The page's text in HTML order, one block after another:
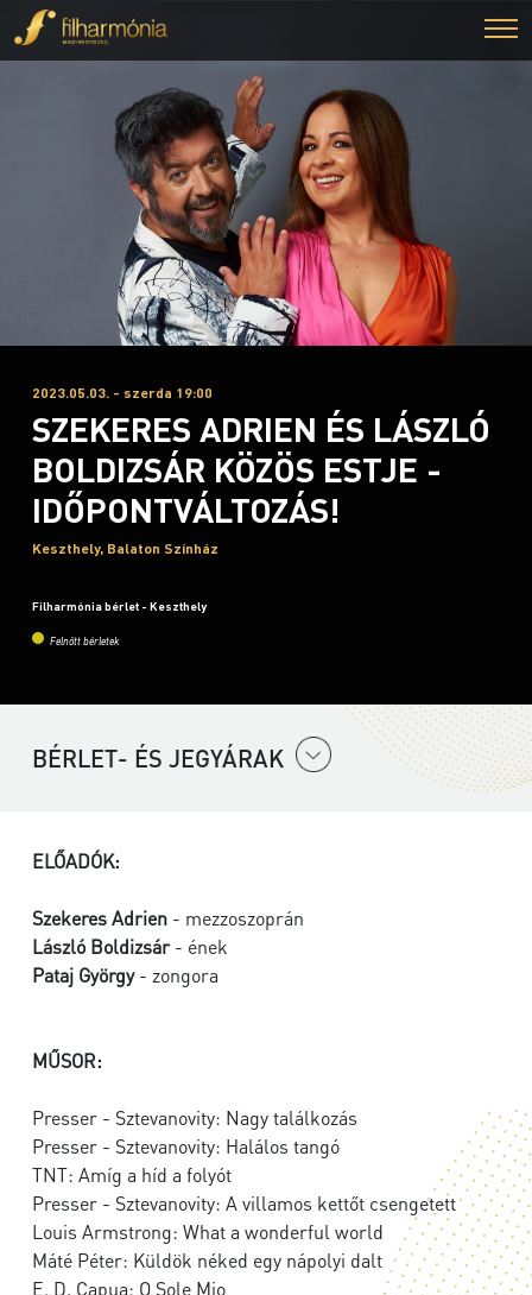
2023.05.03. - szerda 19:00
SZEKERES ADRIEN ÉS LÁSZLÓ
BOLDIZSÁR KÖZÖS ESTJE -
IDŐPONTVÁLTOZÁS!
Keszthely, Balaton Színház
Filharmónia bérlet - Keszthely
Felnőtt bérletek
BÉRLET- ÉS JEGYÁRAK
ELŐADÓK:
Szekeres Adrien - mezzoszoprán
László Boldizsár- ének
Pataj György- zongora
MŰSOR:
Presser - Sztevanovity: Nagy találkozás
Presser - Sztevanovity: Halálos tangó
TNT: Amíg a híd a folyót
Presser - Sztevanovity: A villamos kettőt csengetett
Louis Armstrong: What a wonderful world
Máté Péter: Küldök néked egy nápolyi dalt
E. D. Capua: O Sole Mio